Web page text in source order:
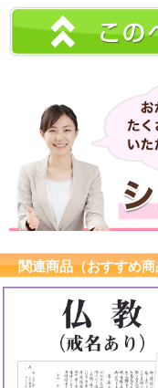
関連商品（おすすめ